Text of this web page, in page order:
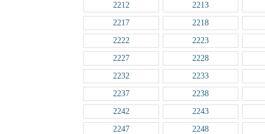
2212
2213
2217
2218
2222
2223
2227
2228
2232
2233
2237
2238
2242
2243
2247
2248